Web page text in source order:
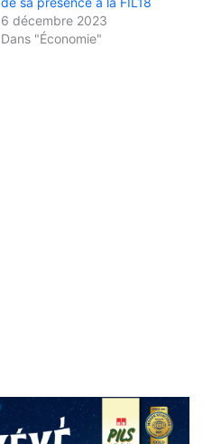
6 décembre 2023
Dans "Économie"